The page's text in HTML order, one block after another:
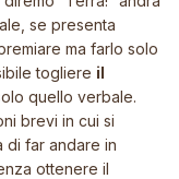
se presenta
ma farlo solo
togliere il
quello verbale.
brevi in cui si
di far andare in
ottenere il